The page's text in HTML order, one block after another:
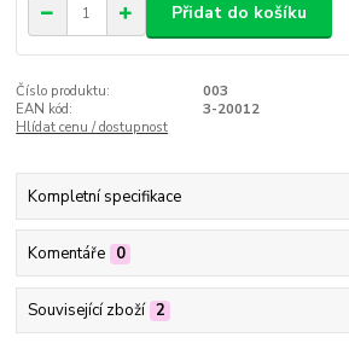
Přidat do košíku
Číslo produktu:
003
EAN kód:
3-20012
Hlídat cenu / dostupnost
Kompletní specifikace
Komentáře 0
Související zboží 2